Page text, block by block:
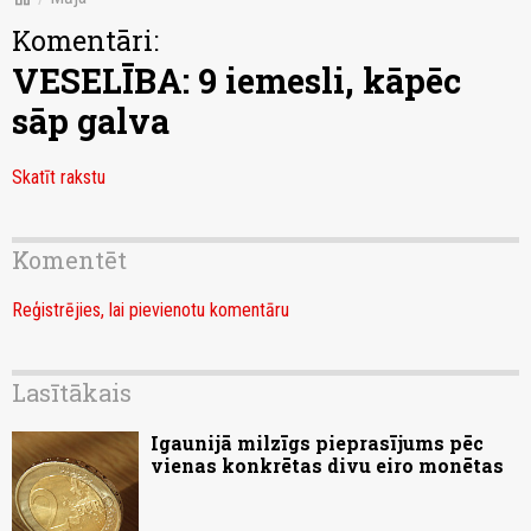
Komentāri:
VESELĪBA: 9 iemesli, kāpēc
sāp galva
Skatīt rakstu
Komentēt
Reģistrējies, lai pievienotu komentāru
Lasītākais
Igaunijā milzīgs pieprasījums pēc
vienas konkrētas divu eiro monētas